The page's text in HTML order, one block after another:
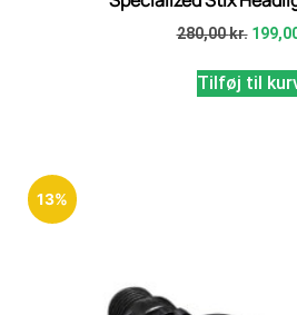
280,00kr.
Tilføj til
13%